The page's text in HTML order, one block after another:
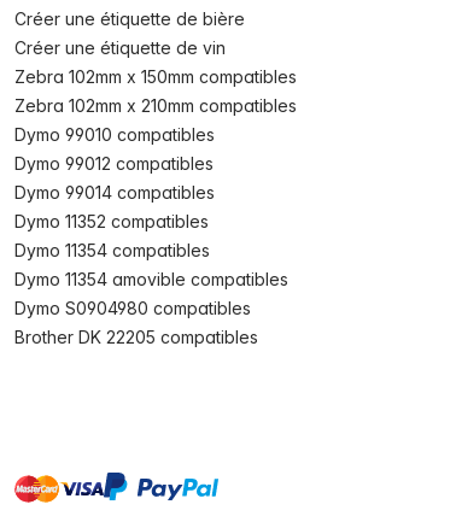
Créer une étiquette de bière
Créer une étiquette de vin
Zebra 102mm x 150mm compatibles
Zebra 102mm x 210mm compatibles
Dymo 99010 compatibles
Dymo 99012 compatibles
Dymo 99014 compatibles
Dymo 11352 compatibles
Dymo 11354 compatibles
Dymo 11354 amovible compatibles
Dymo S0904980 compatibles
Brother DK 22205 compatibles
mastervisa paypal